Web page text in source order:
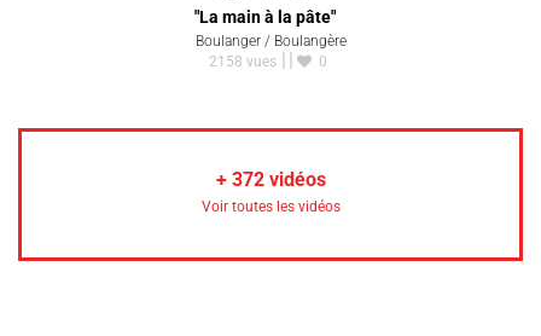
"La main à la pâte"
Boulanger / Boulangère
2158 vues
0
+ 372vidéos
Voir toutes les vidéos